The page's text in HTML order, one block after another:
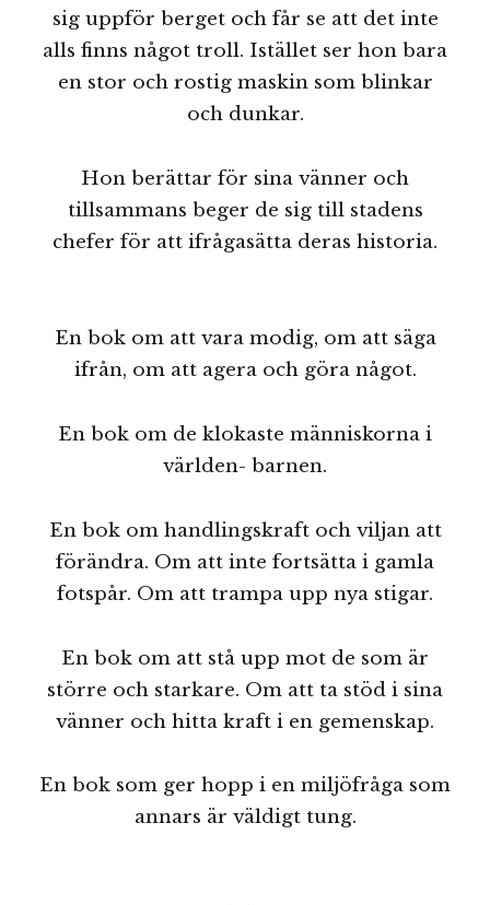
sig uppför berget och får se att det inte
alls finns något troll. Istället ser hon bara
en stor och rostig maskin som blinkar
och dunkar.
Hon berättar för sina vänner och
tillsammans beger de sig till stadens
chefer för att ifrågasätta deras historia.
En bok om att vara modig, om att säga
ifrån, om att agera och göra något.
En bok om de klokaste människorna i
världen- barnen.
En bok om handlingskraft och viljan att
förändra. Om att inte fortsätta i gamla
fotspår. Om att trampa upp nya stigar.
En bok om att stå upp mot de som är
större och starkare. Om att ta stöd i sina
vänner och hitta kraft i en gemenskap.
En bok som ger hopp i en miljöfråga som
annars är väldigt tung.